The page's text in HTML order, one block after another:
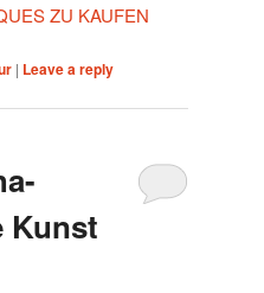
ZU KAUFEN
| Leave a reply
Kunst